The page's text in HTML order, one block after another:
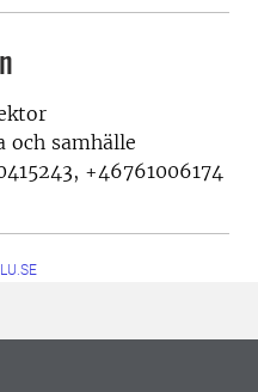
samhälle
+46761006174